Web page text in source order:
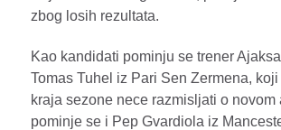
zbog losih rezultata.
Kao kandidati pominju se trener
Tomas Tuhel iz Pari Sen Zermena,
kraja sezone nece razmisljati o novom
pominje se i Pep Gvardiola iz